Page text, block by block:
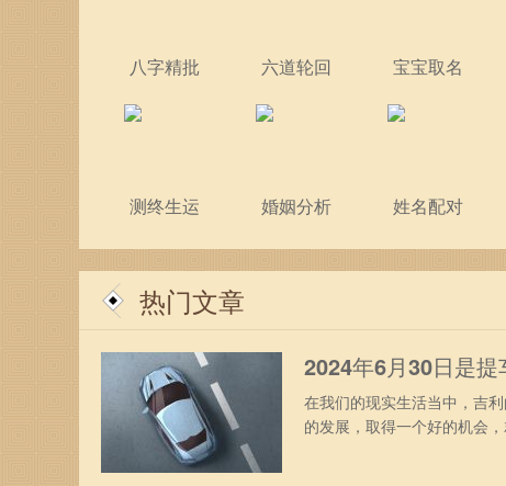
八字精批 六道轮回 宝宝取名
测终生运 婚姻分析 姓名配对
热门文章
2024年6月30日是
在我们的现实生活当中，吉
的发展，取得一个好的机会